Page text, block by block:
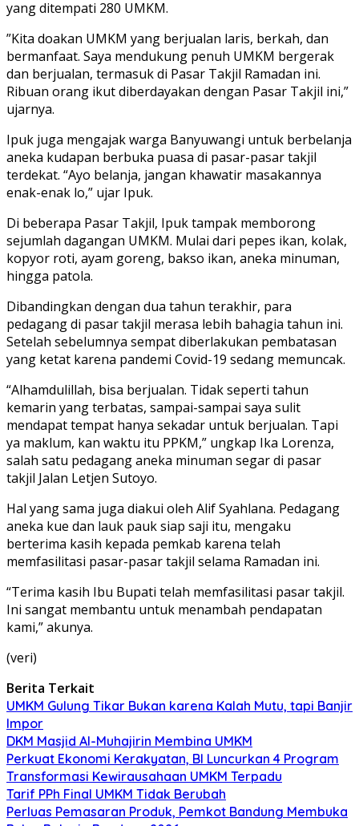
yang ditempati 280 UMKM.
”Kita doakan UMKM yang berjualan laris, berkah, dan
bermanfaat. Saya mendukung penuh UMKM bergerak
dan berjualan, termasuk di Pasar Takjil Ramadan ini.
Ribuan orang ikut diberdayakan dengan Pasar Takjil ini,”
ujarnya.
Ipuk juga mengajak warga Banyuwangi untuk berbelanja
aneka kudapan berbuka puasa di pasar-pasar takjil
terdekat. “Ayo belanja, jangan khawatir masakannya
enak-enak lo,” ujar Ipuk.
Di beberapa Pasar Takjil, Ipuk tampak memborong
sejumlah dagangan UMKM. Mulai dari pepes ikan, kolak,
kopyor roti, ayam goreng, bakso ikan, aneka minuman,
hingga patola.
Dibandingkan dengan dua tahun terakhir, para
pedagang di pasar takjil merasa lebih bahagia tahun ini.
Setelah sebelumnya sempat diberlakukan pembatasan
yang ketat karena pandemi Covid-19 sedang memuncak.
“Alhamdulillah, bisa berjualan. Tidak seperti tahun
kemarin yang terbatas, sampai-sampai saya sulit
mendapat tempat hanya sekadar untuk berjualan. Tapi
ya maklum, kan waktu itu PPKM,” ungkap Ika Lorenza,
salah satu pedagang aneka minuman segar di pasar
takjil Jalan Letjen Sutoyo.
Hal yang sama juga diakui oleh Alif Syahlana. Pedagang
aneka kue dan lauk pauk siap saji itu, mengaku
berterima kasih kepada pemkab karena telah
memfasilitasi pasar-pasar takjil selama Ramadan ini.
“Terima kasih Ibu Bupati telah memfasilitasi pasar takjil.
Ini sangat membantu untuk menambah pendapatan
kami,” akunya.
(veri)
Berita Terkait
UMKM Gulung Tikar Bukan karena Kalah Mutu, tapi Banjir
Impor
DKM Masjid Al-Muhajirin Membina UMKM
Perkuat Ekonomi Kerakyatan, BI Luncurkan 4 Program
Transformasi Kewirausahaan UMKM Terpadu
Tarif PPh Final UMKM Tidak Berubah
Perluas Pemasaran Produk, Pemkot Bandung Membuka